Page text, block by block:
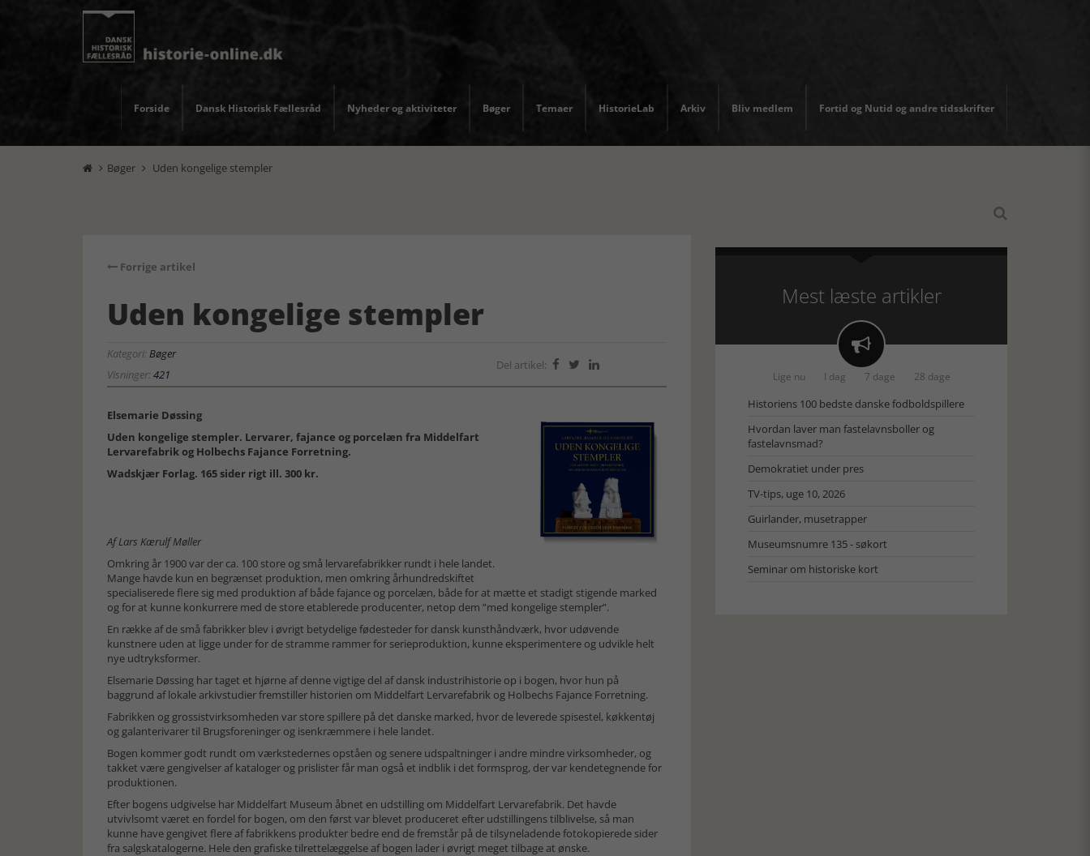
Forside Dansk Historisk Fællesråd Nyheder og aktiviteter Bøger Temaer HistorieLab Arkiv Bliv medlem Fortid og Nutid og andre tidsskrifter
 Bøger  Uden kongelige stempler

Forrige artikel
Uden kongelige stempler
Kategori:Bøger
Visninger:421
Del artikel:   
Elsemarie Døssing
Uden kongelige stempler. Lervarer, fajance og porcelæn fra Middelfart
Lervarefabrik og Holbechs Fajance Forretning.
Wadskjær Forlag. 165 sider rigt ill. 300 kr.
Af Lars Kærulf Møller
Omkring år 1900 var der ca. 100 store og små lervarefabrikker rundt i hele landet.
Mange havde kun en begrænset produktion, men omkring århundredskiftet
specialiserede flere sig med produktion af både fajance og porcelæn, både for at mætte et stadigt stigende marked
og for at kunne konkurrere med de store etablerede producenter, netop dem ”med kongelige stempler”.
En række af de små fabrikker blev i øvrigt betydelige fødesteder for dansk kunsthåndværk, hvor udøvende
kunstnere uden at ligge under for de stramme rammer for serieproduktion, kunne eksperimentere og udvikle helt
nye udtryksformer.
Elsemarie Døssing har taget et hjørne af denne vigtige del af dansk industrihistorie op i bogen, hvor hun på
baggrund af lokale arkivstudier fremstiller historien om Middelfart Lervarefabrik og Holbechs Fajance Forretning.
Fabrikken og grossistvirksomheden var store spillere på det danske marked, hvor de leverede spisestel, køkkentøj
og galanterivarer til Brugsforeninger og isenkræmmere i hele landet.
Bogen kommer godt rundt om værkstedernes opståen og senere udspaltninger i andre mindre virksomheder, og
takket være gengivelser af kataloger og prislister får man også et indblik i det formsprog, der var kendetegnende for
produktionen.
Efter bogens udgivelse har Middelfart Museum åbnet en udstilling om Middelfart Lervarefabrik. Det havde
utvivlsomt været en fordel for bogen, om den først var blevet produceret efter udstillingens tilblivelse, så man
kunne have gengivet flere af fabrikkens produkter bedre end de fremstår på de tilsyneladende fotokopierede sider
fra salgskatalogerne. Hele den grafiske tilrettelæggelse af bogen lader i øvrigt meget tilbage at ønske.
Mest læste artikler

Lige nu I dag 7 dage 28 dage
Historiens 100 bedste danske fodboldspillere
Hvordan laver man fastelavnsboller og
fastelavnsmad?
Demokratiet under pres
TV-tips, uge 10, 2026
Guirlander, musetrapper
Museumsnumre 135 - søkort
Seminar om historiske kort